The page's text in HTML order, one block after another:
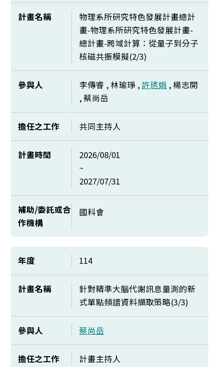
計畫名稱
物理系所研究特色發展計畫總計
畫-物理系所研究特色發展計畫-
總計畫-跨域計算：從量子到分子
核磁共振模擬(2/3)
參與人 李傳睿 , 林瑜琤 ,許琇娟 , 楊志開
, 蔡尚岳
擔任之工作 共同主持人
計畫時間
2026/08/01
~
2027/07/31
補助/委託或合
作機構
國科會
年度 114
計畫名稱
針對精準大腦代謝訊息量測的新
式單點頻譜資料擷取策略(3/3)
參與人 蔡尚岳
擔任之工作 計畫主持人